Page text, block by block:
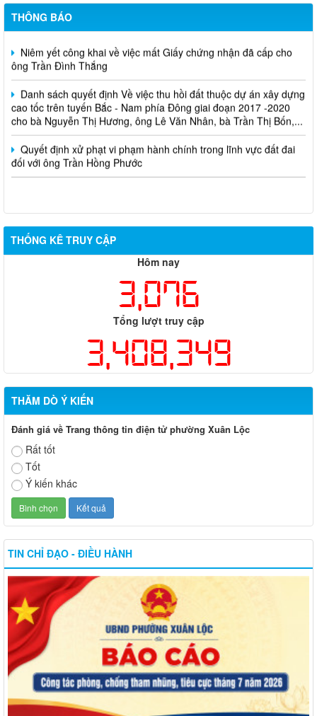
THÔNG BÁO
Cuộc thi trực tuyến tìm hiểu pháp luật năm 2026.
ông Trần Đình Thắng
Danh sách quyết định Về việc thu hồi đất thuộc dự án xây dựng
cao tốc trên tuyến Bắc - Nam phía Đông giai đoạn 2017 -2020
cho bà Nguyễn Thị Hương, ông Lê Văn Nhân, bà Trần Thị Bốn,...
Quyết định xử phạt vi phạm hành chính trong lĩnh vực đất đai
đối với ông Trần Hồng Phước
THỐNG KÊ TRUY CẬP
Hôm nay
3,076
Tổng lượt truy cập
3,408,349
THĂM DÒ Ý KIẾN
Đánh giá về Trang thông tin điện tử phường Xuân Lộc
Rất tốt
Tốt
Ý kiến khác
TIN CHỈ ĐẠO - ĐIỀU HÀNH